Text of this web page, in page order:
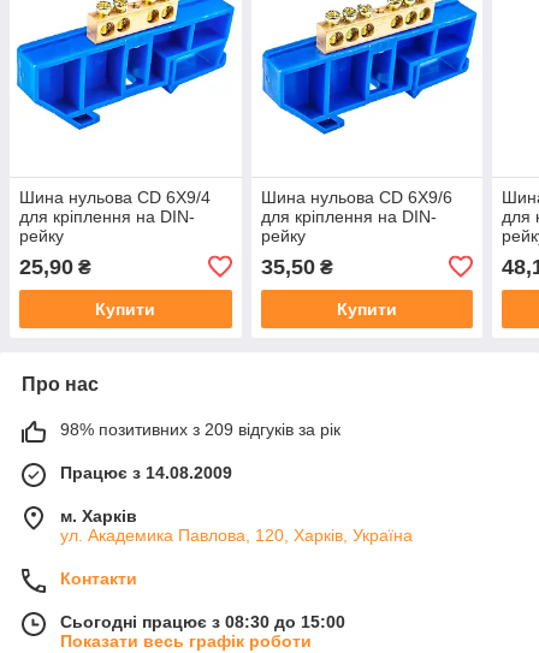
Шина нульова CD 6X9/4
для кріплення на DIN-
рейку
25,90 ₴
Купити
Шина нульова CD 6X9/6
для кріплення на DIN-
рейку
35,50₴
Купити
для
Про нас
98% позитивних з 209 відгуків за рік
Працює з 14.08.2009
м. Харків
ул. Академика Павлова, 120, Харків, Україна
Контакти
Сьогодні працює з 08:30 до 15:00
Показати весь графік роботи